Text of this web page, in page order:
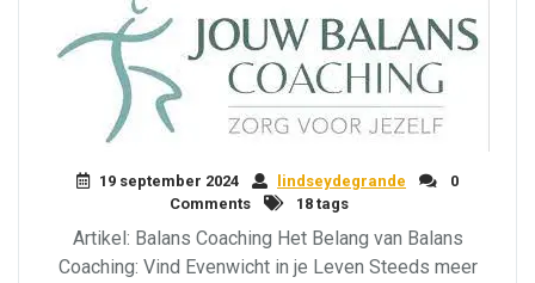
19 september 2024 lindseydegrande
0
Comments
18 tags
Artikel: Balans Coaching Het Belang van Balans
Coaching: Vind Evenwicht in je Leven Steeds meer